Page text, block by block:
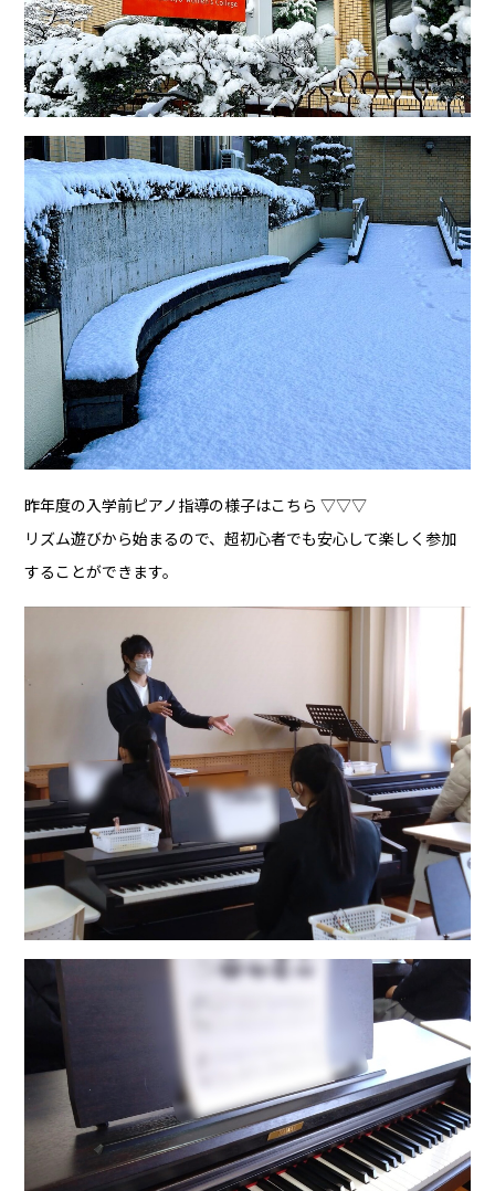
昨年度の入学前ピアノ指導の様子はこちら ▽▽▽
リズム遊びから始まるので、超初心者でも安心して楽しく参加
することができます。